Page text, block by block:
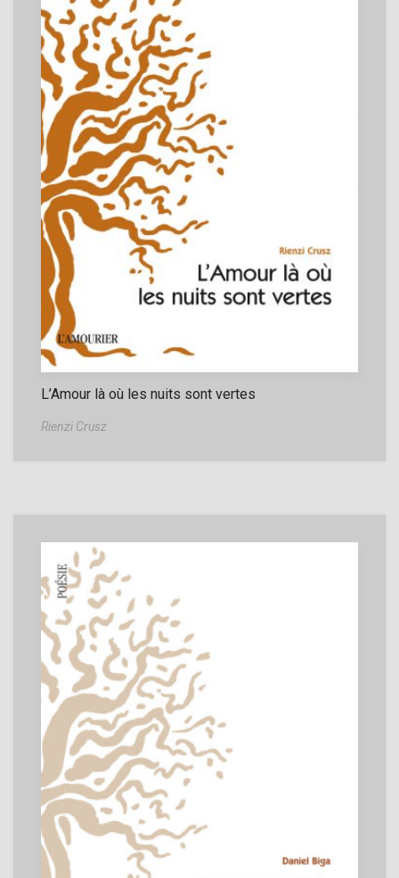
L’Amour là où les nuits sont vertes
Rienzi Crusz